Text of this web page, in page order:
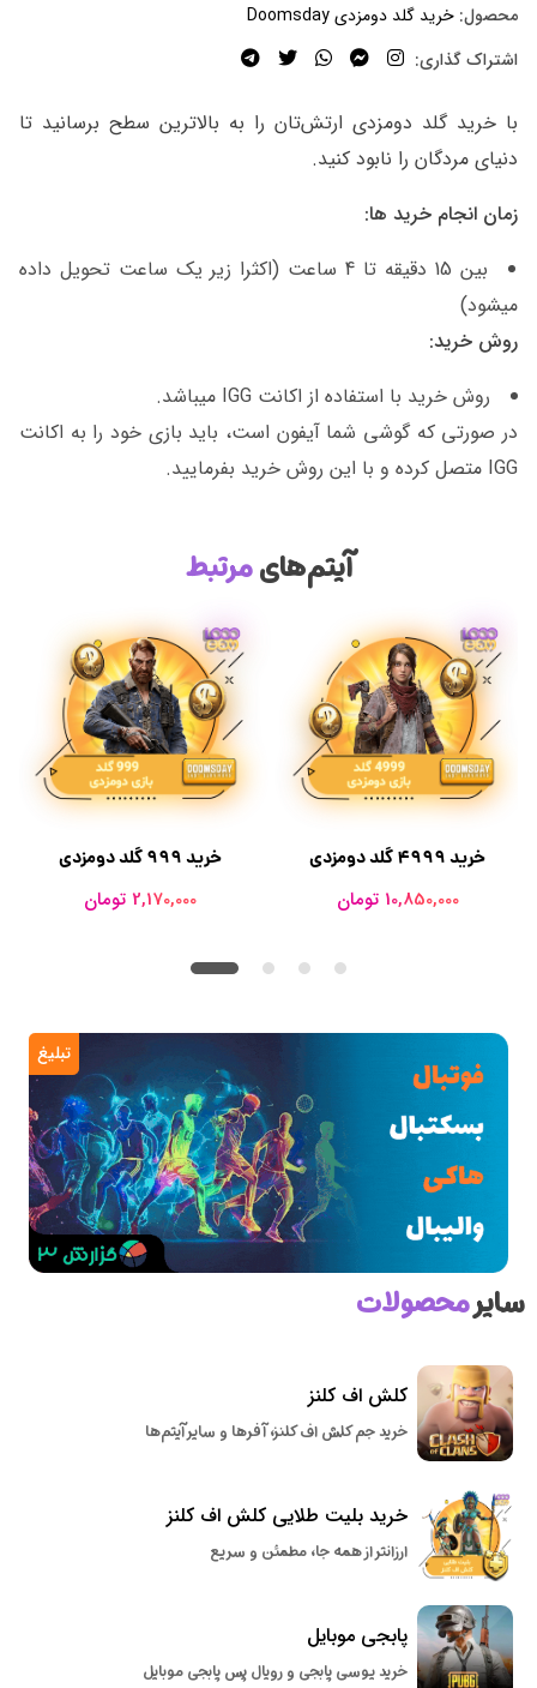
محصول: خرید گلد دومزدی Doomsday
اشتراک گذاری:
با خرید گلد دومزدی ارتش‌تان را به بالاترین سطح برسانید تا
دنیای مردگان را نابود کنید.
زمان انجام خرید ها:
بین 15 دقیقه تا 4 ساعت (اکثرا زیر یک ساعت تحویل داده
میشود)
روش خرید:
روش خرید با استفاده از اکانت IGG میباشد.
در صورتی که گوشی شما آیفون است، باید بازی خود را به اکانت
IGG متصل کرده و با این روش خرید بفرمایید.
آیتم‌هایمرتبط
خرید 999 گلد دومزدی
2,170,000 تومان
خرید 4999 گلد دومزدی
10,850,000 تومان
تبلیغ
سایرمحصولات
کلش اف کلنز
خرید جم کلش اف کلنز، آفرها و سایر آیتم‌ها
خرید بلیت طلایی کلش اف کلنز
ارزانتر از همه جا، مطمئن و سریع
پابجی موبایل
خرید یوسی پابجی و رویال پس پابجی موبایل